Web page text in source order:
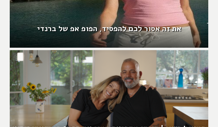
את זה אסור לכם להפסיד, הפופ אפ של ברנדי